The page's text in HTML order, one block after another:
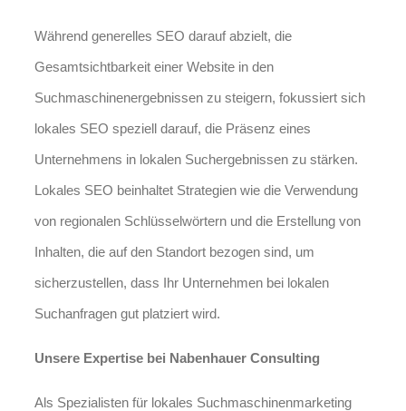
Während generelles SEO darauf abzielt, die
Gesamtsichtbarkeit einer Website in den
Suchmaschinenergebnissen zu steigern, fokussiert sich
lokales SEO speziell darauf, die Präsenz eines
Unternehmens in lokalen Suchergebnissen zu stärken.
Lokales SEO beinhaltet Strategien wie die Verwendung
von regionalen Schlüsselwörtern und die Erstellung von
Inhalten, die auf den Standort bezogen sind, um
sicherzustellen, dass Ihr Unternehmen bei lokalen
Suchanfragen gut platziert wird.
Unsere Expertise bei Nabenhauer Consulting
Als Spezialisten für lokales Suchmaschinenmarketing